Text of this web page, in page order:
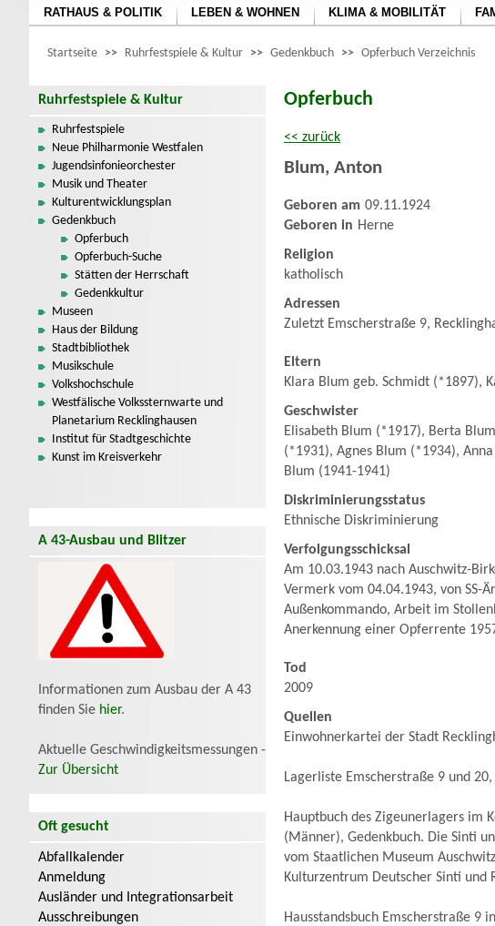
RATHAUS & POLITIK LEBEN & WOHNEN KLIMA & MOBILITÄT
Startseite >> Ruhrfestspiele & Kultur >> Gedenkbuch >> Opferbuch Verzeichnis
Ruhrfestspiele & Kultur
Ruhrfestspiele
Neue Philharmonie Westfalen
Jugendsinfonieorchester
Musik und Theater
Kulturentwicklungsplan
Gedenkbuch
Opferbuch
Opferbuch-Suche
Stätten der Herrschaft
Gedenkkultur
Museen
Haus der Bildung
Stadtbibliothek
Musikschule
Volkshochschule
Westfälische Volkssternwarte und
Planetarium Recklinghausen
Institut für Stadtgeschichte
Kunst im Kreisverkehr
A 43-Ausbau und Blitzer
Informationen zum Ausbau der A 43
finden Sie hier.
Aktuelle Geschwindigkeitsmessungen -
Zur Übersicht
Oft gesucht
Abfallkalender
Anmeldung
Ausländer und Integrationsarbeit
Ausschreibungen
Opferbuch
<< zurück
Blum, Anton
Geboren am 09.11.1924
Geboren in Herne
Religion
katholisch
Adressen
Zuletzt Emscherstraße 9,
Eltern
Klara Blum geb. Schmidt (*1897),
Geschwister
Elisabeth Blum (*1917), Berta
(*1931), Agnes Blum (*1934),
Blum (1941-1941)
Diskriminierungsstatus
Ethnische Diskriminierung
Verfolgungsschicksal
Am 10.03.1943 nach Auschwitz-
Vermerk vom 04.04.1943, von SS-
Außenkommando, Arbeit im
Anerkennung einer Opferrente
Tod
2009
Quellen
Einwohnerkartei der Stadt
Lagerliste Emscherstraße 9 und
Hauptbuch des Zigeunerlagers im
(Männer), Gedenkbuch. Die Sinti
vom Staatlichen Museum
Kulturzentrum Deutscher Sinti und
Hausstandsbuch Emscherstraße 9